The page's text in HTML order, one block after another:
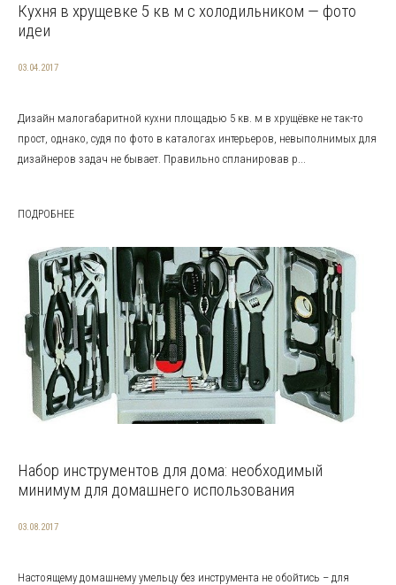
Кухня в хрущевке 5 кв м с холодильником — фото
идеи
03.04.2017
Дизайн малогабаритной кухни площадью 5 кв. м в хрущёвке не так-то
прост, однако, судя по фото в каталогах интерьеров, невыполнимых для
дизайнеров задач не бывает. Правильно спланировав р...
ПОДРОБНЕЕ
Набор инструментов для дома: необходимый
минимум для домашнего использования
03.08.2017
Настоящему домашнему умельцу без инструмента не обойтись – для